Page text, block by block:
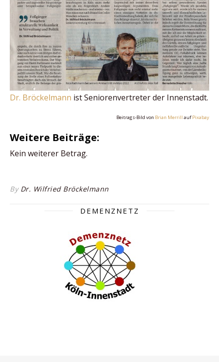
Dr. Bröckelmann ist Seniorenvertreter der Innenstadt.
Beitrags-Bild von Brian Merrill aufPixabay
Weitere Beiträge:
Kein weiterer Betrag.
By Dr. Wilfried Bröckelmann
DEMENZNETZ